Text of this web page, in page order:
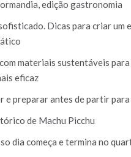
edição gastronomia
Dicas para criar um
materiais sustentáveis
eficaz
e preparar antes de partir
de Machu Picchu
dia começa e termina no